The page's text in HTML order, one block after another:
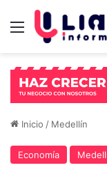
Menú
Inicio / Medellín
Economía